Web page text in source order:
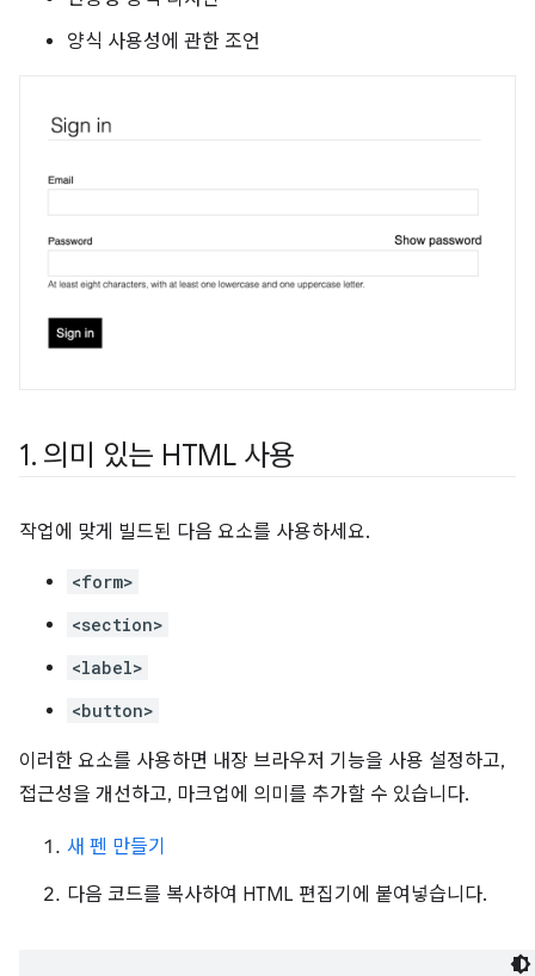
양식 사용성에 관한 조언
1. 의미 있는 HTML 사용
작업에 맞게 빌드된 다음 요소를 사용하세요.
<form>
<section>
<label>
<button>
이러한 요소를 사용하면 내장 브라우저 기능을 사용 설정하고,
접근성을 개선하고, 마크업에 의미를 추가할 수 있습니다.
새 펜 만들기
다음 코드를 복사하여 HTML 편집기에 붙여넣습니다.